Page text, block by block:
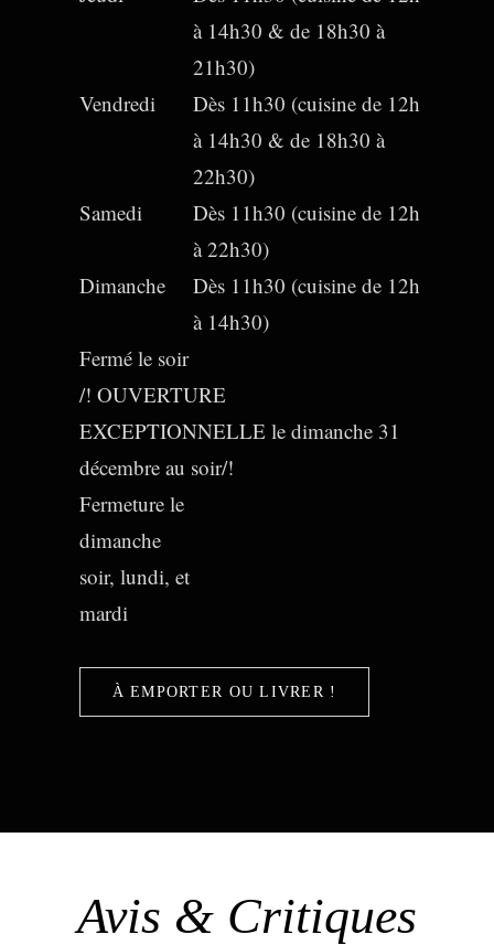
à 14h30 & de 18h30 à
21h30)
Vendredi
Dès 11h30 (cuisine de 12h
à 14h30 & de 18h30 à
22h30)
Samedi
Dès 11h30 (cuisine de 12h
à 22h30)
Dimanche
Dès 11h30 (cuisine de 12h
à 14h30)
Fermé le soir
/! OUVERTURE
EXCEPTIONNELLE le dimanche 31
décembre au soir/!
Fermeture le
dimanche
soir, lundi, et
mardi
À EMPORTER OU LIVRER !
Avis & Critiques